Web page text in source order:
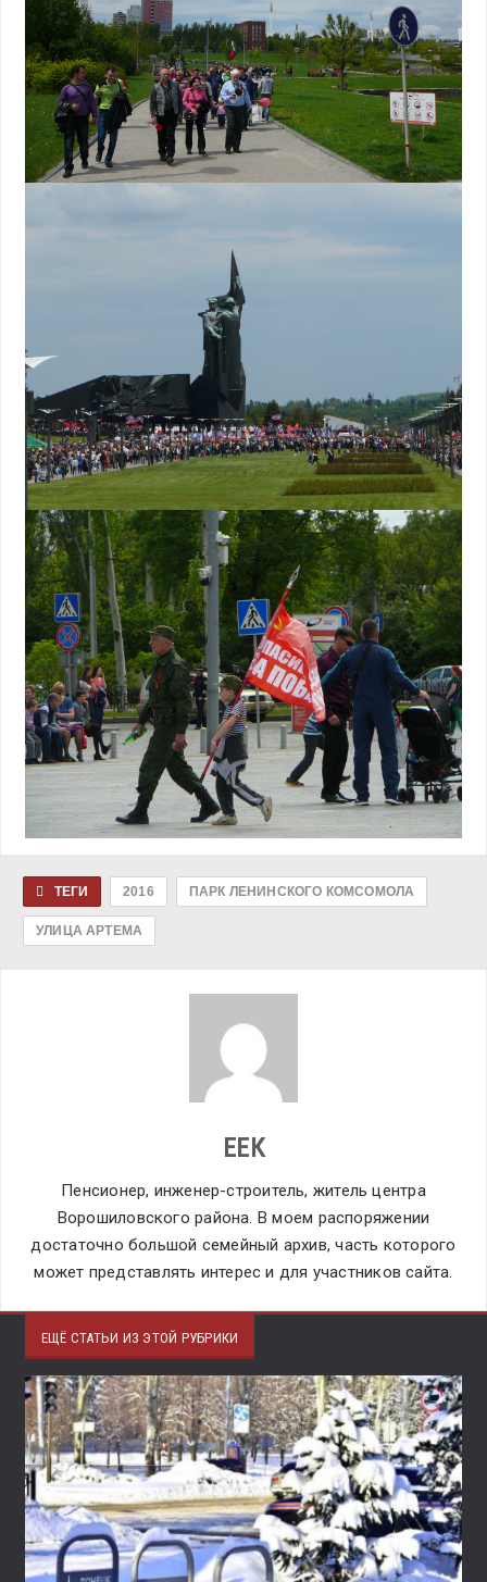
ТЕГИ 2016 ПАРК ЛЕНИНСКОГО КОМСОМОЛА
УЛИЦА АРТЕМА
ЕЕК
Пенсионер, инженер-строитель, житель центра
Ворошиловского района. В моем распоряжении
достаточно большой семейный архив, часть которого
может представлять интерес и для участников сайта.
ЕЩЁ СТАТЬИ ИЗ ЭТОЙ РУБРИКИ